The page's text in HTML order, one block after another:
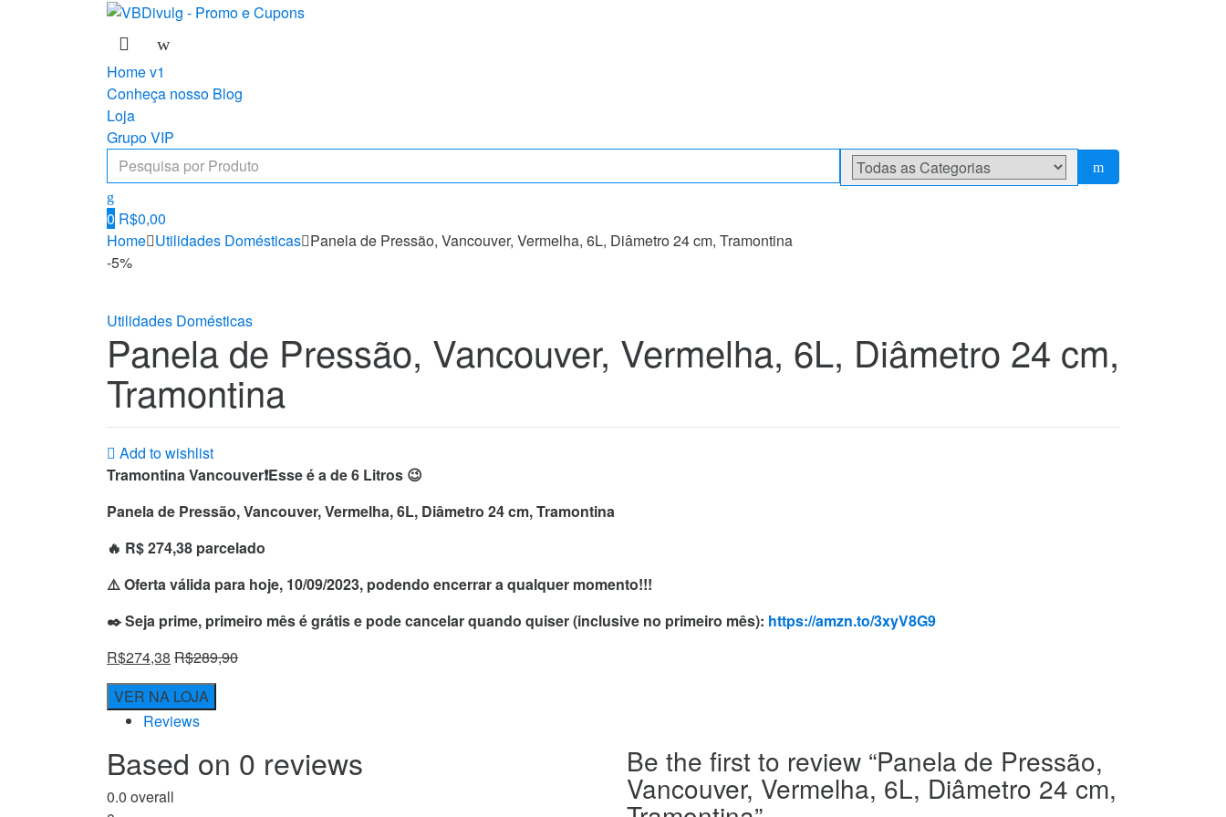
Home v1
Conheça nosso Blog
Loja
Grupo VIP
Search
for:
0 R$0,00
Home Utilidades Domésticas Panela de Pressão, Vancouver, Vermelha, 6L, Diâmetro 24 cm, Tramontina
-5%
Utilidades Domésticas
Panela de Pressão, Vancouver, Vermelha, 6L, Diâmetro 24 cm,
Tramontina
Add to wishlist
Tramontina Vancouver❗️Esse é a de 6 Litros 😉
Panela de Pressão, Vancouver, Vermelha, 6L, Diâmetro 24 cm, Tramontina
🔥 R$ 274,38 parcelado
⚠️ Oferta válida para hoje, 10/09/2023, podendo encerrar a qualquer momento!!!
✒️ Seja prime, primeiro mês é grátis e pode cancelar quando quiser (inclusive no primeiro mês): https://amzn.to/3xyV8G9
R$274,38 R$289,90
VER NA LOJA
Reviews
Based on 0 reviews
0.0 overall
Be the first to review “Panela de Pressão,
Vancouver, Vermelha, 6L, Diâmetro 24 cm,